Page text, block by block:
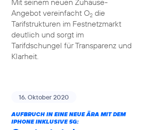
Mit seinem neuen Zuhause-
Angebot vereinfacht O2die
Tarifstrukturen im Festnetzmarkt
deutlich und sorgt im
Tarifdschungel für Transparenz und
Klarheit.
16. Oktober 2020
AUFBRUCH IN EINE NEUE ÄRA MIT DEM
IPHONE INKLUSIVE 5G: